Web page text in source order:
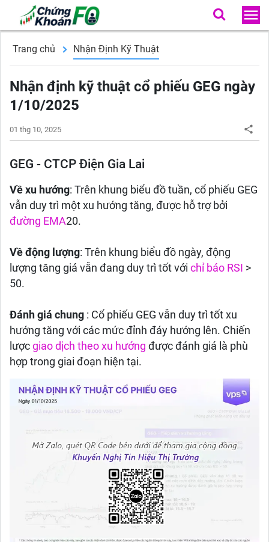
Trang chủ Nhận Định Kỹ Thuật
Nhận định kỹ thuật cổ phiếu GEG ngày
1/10/2025
01 thg 10, 2025
GEG - CTCP Điện Gia Lai
Về xu hướng: Trên khung biểu đồ tuần, cổ phiếu GEG
vẫn duy trì một xu hướng tăng, được hỗ trợ bởi
đường EMA20.
Về động lượng: Trên khung biểu đồ ngày, động
lượng tăng giá vẫn đang duy trì tốt với chỉ báo RSI >
50.
Đánh giá chung : Cổ phiếu GEG vẫn duy trì tốt xu
hướng tăng với các mức đỉnh đáy hướng lên. Chiến
lược giao dịch theo xu hướng được đánh giá là phù
hợp trong giai đoạn hiện tại.